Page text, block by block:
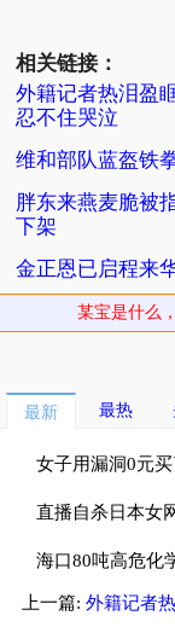
相关链接：
外籍记者热泪盈
忍不住哭泣
维和部队蓝盔铁
胖东来燕麦脆被
下架
金正恩已启程来
某宝是什么
最新 最热
女子用漏洞0元
租仓库存放
直播自杀日本女
中
海口80吨高危化
上一篇: 外籍记者